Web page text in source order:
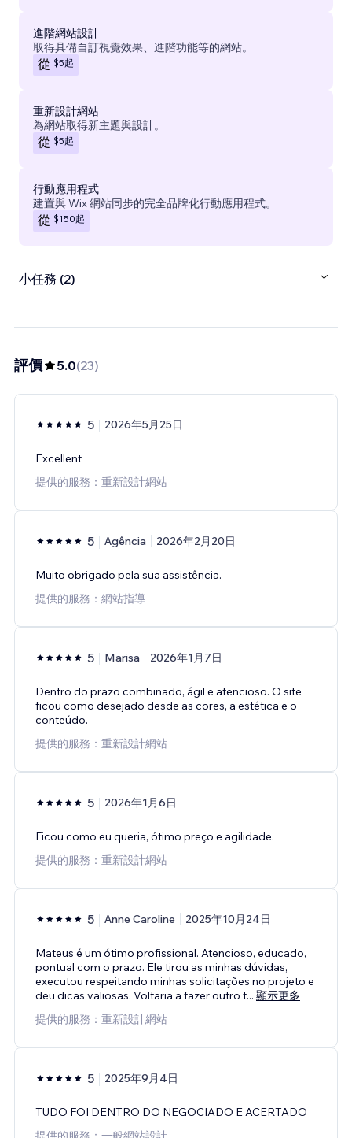
進階網站設計
取得具備自訂視覺效果、進階功能等的網站。
從 $5起
重新設計網站
為網站取得新主題與設計。
從 $5起
行動應用程式
建置與 Wix 網站同步的完全品牌化行動應用程式。
從 $150起
小任務 (2)
評價 5.0(23)
5 2026年5月25日
Excellent
提供的服務：重新設計網站
5 Agência 2026年2月20日
Muito obrigado pela sua assistência.
提供的服務：網站指導
5 Marisa 2026年1月7日
Dentro do prazo combinado, ágil e atencioso. O site
ficou como desejado desde as cores, a estética e o
conteúdo.
提供的服務：重新設計網站
5 2026年1月6日
Ficou como eu queria, ótimo preço e agilidade.
提供的服務：重新設計網站
5 Anne Caroline 2025年10月24日
Mateus é um ótimo profissional. Atencioso, educado,
pontual com o prazo. Ele tirou as minhas dúvidas,
executou respeitando minhas solicitações no projeto e
deu dicas valiosas. Voltaria a fazer outro t... 顯示更多
提供的服務：重新設計網站
5 2025年9月4日
TUDO FOI DENTRO DO NEGOCIADO E ACERTADO